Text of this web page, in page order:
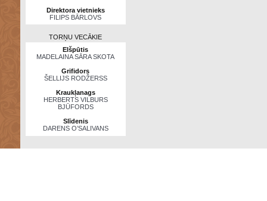
Direktora vietnieks
FILIPS BĀRLOVS
TORŅU VECĀKIE
Elšpūtis
MADELAINA SĀRA SKOTA
Grifidors
ŠELLIJS RODŽERSS
Kraukļanags
HERBERTS VILBURS
BJŪFORDS
Slīdenis
DARENS O’SALIVANS